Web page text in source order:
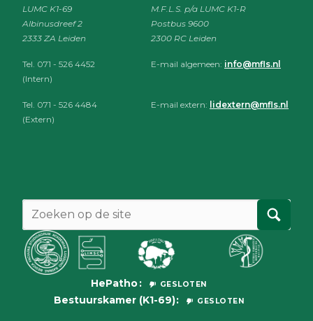
LUMC K1-69
Albinusdreef 2
2333 ZA Leiden
Tel. 071 - 526 4452
(Intern)
Tel. 071 - 526 4484
(Extern)
M.F.L.S. p/a LUMC K1-R
Postbus 9600
2300 RC Leiden
E-mail algemeen: info@mfls.nl
E-mail extern: lidextern@mfls.nl
HePatho GESLOTEN
Bestuurskamer (K1-69) GESLOTEN